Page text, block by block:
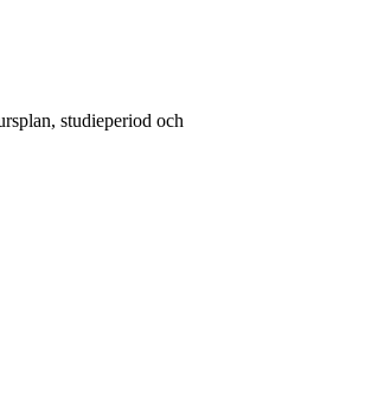
studieperiod och